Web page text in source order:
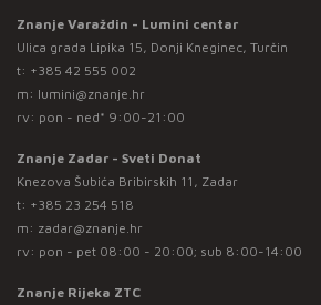
Znanje Varaždin - Lumini centar
Ulica grada Lipika 15, Donji Kneginec, Turčin
t: +385 42 555 002
m: lumini@znanje.hr
rv: pon - ned* 9:00-21:00
Znanje Zadar - Sveti Donat
Knezova Šubića Bribirskih 11, Zadar
t: +385 23 254 518
m: zadar@znanje.hr
rv: pon - pet 08:00 - 20:00; sub 8:00-14:00
Znanje Rijeka ZTC